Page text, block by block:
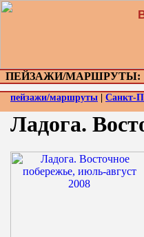
ПЕЙЗАЖИ/МАРШРУТЫ:
пейзажи/маршруты Санкт-
Ладога.